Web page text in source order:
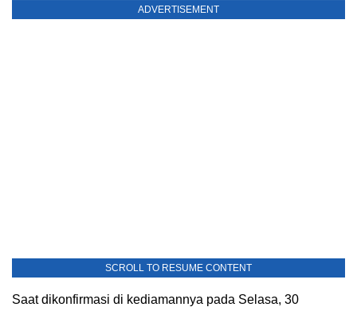
ADVERTISEMENT
SCROLL TO RESUME CONTENT
Saat dikonfirmasi di kediamannya pada Selasa, 30